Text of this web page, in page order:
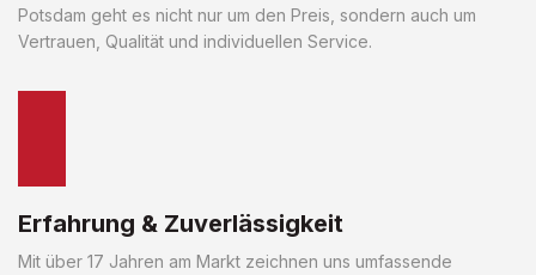
Potsdam geht es nicht nur um den Preis, sondern auch um
Vertrauen, Qualität und individuellen Service.
Erfahrung & Zuverlässigkeit
Mit über 17 Jahren am Markt zeichnen uns umfassende